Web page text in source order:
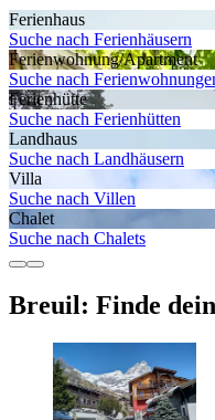
Ferienhaus
Suche nach Ferienhäusern
Ferienwohnung/Apartment
Suche nach
Ferienhütte
Suche nach Ferienhütten
Landhaus
Suche nach Landhäusern
Villa
Suche nach Villen
Chalet
Suche nach Chalets
Breuil: Finde